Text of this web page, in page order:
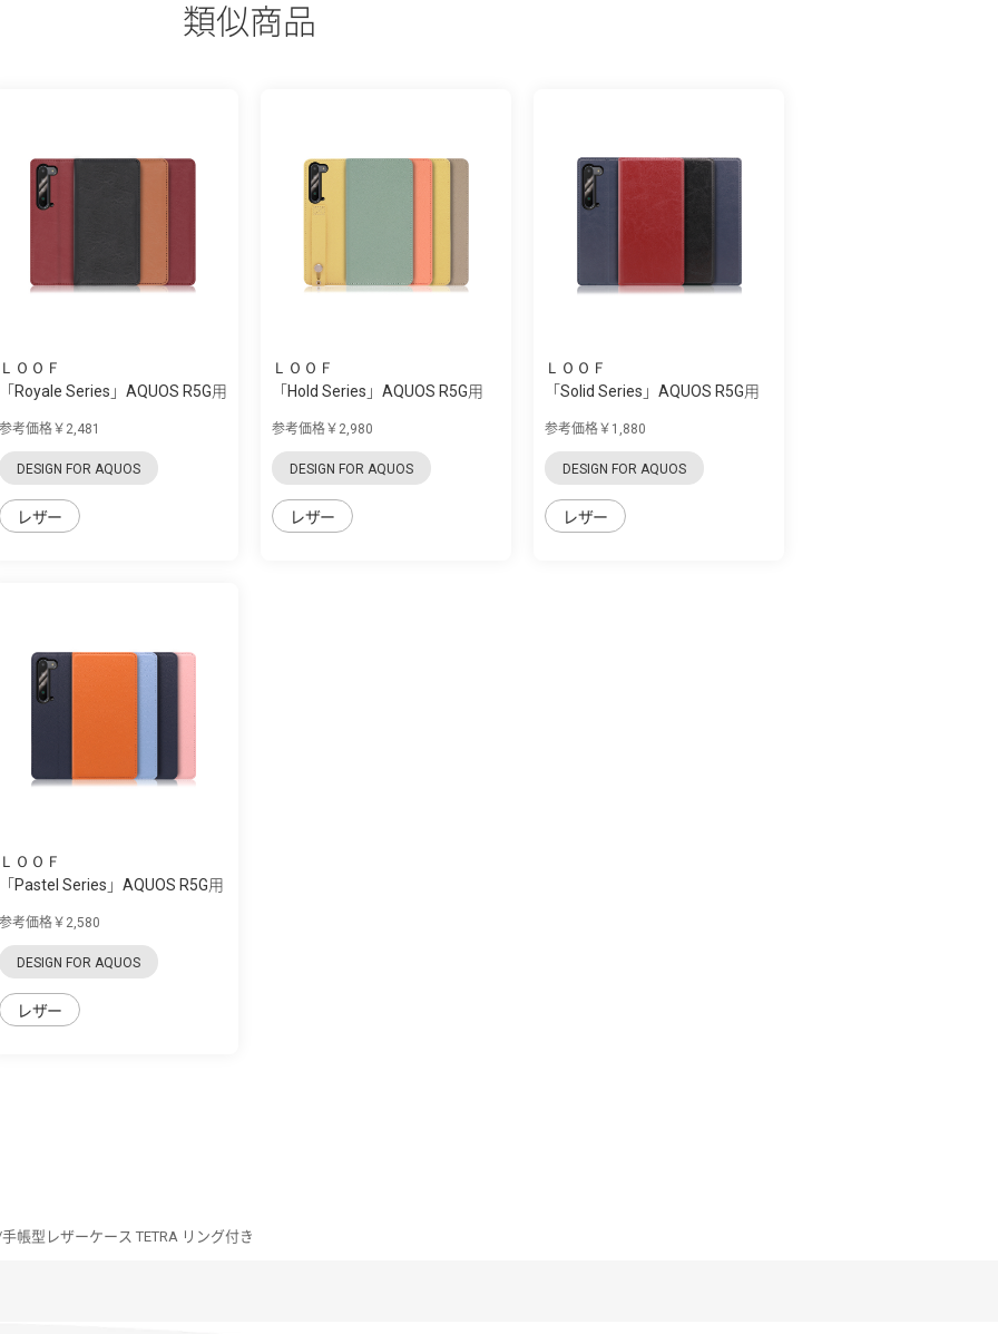
類似商品
ＬＯＯＦ
「Royale Series」AQUOS R5G用
参考価格￥2,481
DESIGN FOR AQUOS
レザー
ＬＯＯＦ
「Hold Series」AQUOS R5G用
参考価格￥2,980
DESIGN FOR AQUOS
レザー
ＬＯＯＦ
「Solid Series」AQUOS R5G用
参考価格￥1,880
DESIGN FOR AQUOS
レザー
ＬＯＯＦ
「Pastel Series」AQUOS R5G用
参考価格￥2,580
DESIGN FOR AQUOS
レザー
帳型レザーケース TETRA リング付き